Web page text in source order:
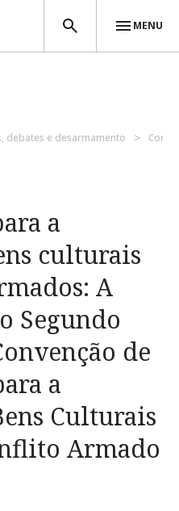
MENU
debates e desarmamento
a
culturais
A
Segundo
de
a
Culturais
Armado